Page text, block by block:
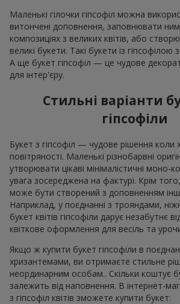
Маленькі гілочки гіпсофіл можна
витончені доповнення, заповнювати
композиціях з великих квітів, або
великі букети. Такі букети із
А ще букет гіпсофіл — це чудове
для інтер'єру.
Стильні варіанти
гіпсофіли
Букет з гіпсофіл — чудове рішення коли
повітряності. Маленькі різнобарвні
утворювати цікаві мінімалістичні моно-
увага зосереджена на фактурі. Крім того,
може бути створений з доповненням
Наприклад, у поєднанні з трояндами,
букет квітів гіпсофіли дарує незабутнє
квіткове оформлення для весіль та
Якщо ж купити букет гіпсофіли в
хризантемами, ви отримаєте стильне
неординарним особам.. Скільки коштує
залежить від наповнення. В інтернет-
з гіпсофіл квітів зможете купити букет: